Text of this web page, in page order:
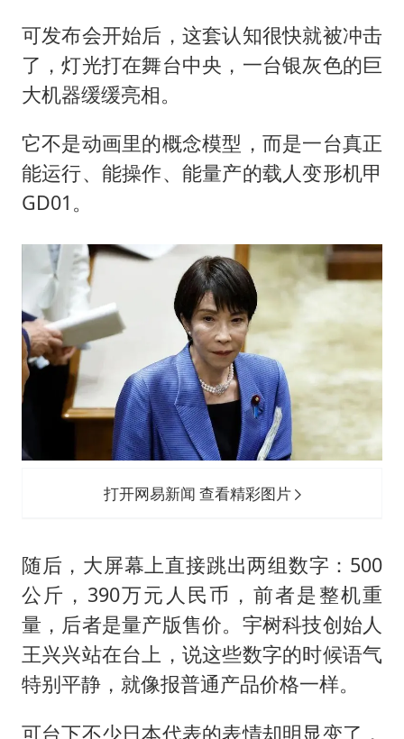
可发布会开始后，这套认知很快就被冲击
了，灯光打在舞台中央，一台银灰色的巨
大机器缓缓亮相。
它不是动画里的概念模型，而是一台真正
能运行、能操作、能量产的载人变形机甲
GD01。
打开网易新闻 查看精彩图片
随后，大屏幕上直接跳出两组数字：500
公斤，390万元人民币，前者是整机重
量，后者是量产版售价。宇树科技创始人
王兴兴站在台上，说这些数字的时候语气
特别平静，就像报普通产品价格一样。
可台下不少日本代表的表情却明显变了，